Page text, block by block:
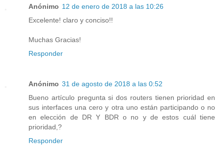
Anónimo 12 de enero de 2018 a las 10:26
Excelente! claro y conciso!!
Muchas Gracias!
Responder
Anónimo 31 de agosto de 2018 a las 0:52
Bueno artículo pregunta si dos routers tienen prioridad en
sus interfaces una cero y otra uno están participando o no
en elección de DR Y BDR o no y de estos cuál tiene
prioridad,?
Responder